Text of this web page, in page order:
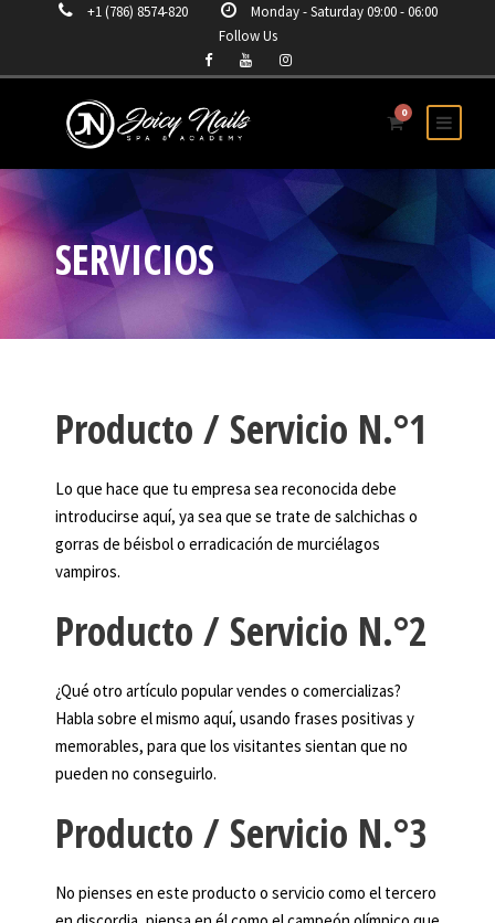
+1 (786) 8574-820
Monday - Saturday 09:00 - 06:00
Follow Us
0
SERVICIOS
Producto / Servicio N.°1
Lo que hace que tu empresa sea reconocida debe
introducirse aquí, ya sea que se trate de salchichas o
gorras de béisbol o erradicación de murciélagos
vampiros.
Producto / Servicio N.°2
¿Qué otro artículo popular vendes o comercializas?
Habla sobre el mismo aquí, usando frases positivas y
memorables, para que los visitantes sientan que no
pueden no conseguirlo.
Producto / Servicio N.°3
No pienses en este producto o servicio como el tercero